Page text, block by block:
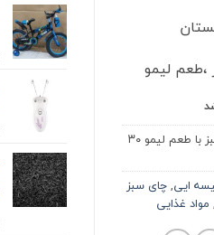
،طعم لیمو
چای سبز با طعم لیمو ۳۰
ایی,چای سبز
, مواد غذایی